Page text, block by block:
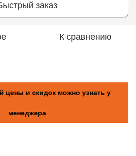
заказ
К сравнению
цены и скидок можно узнать у
менеджера